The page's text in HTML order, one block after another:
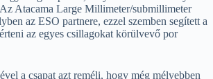
Atacama Large Millimeter/submillimeter
az ESO partnere, ezzel szemben segített a
az egyes csillagokat körülvevő por
a csapat azt reméli, hogy még mélyebben